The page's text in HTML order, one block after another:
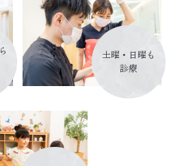
土曜・日曜も
診療